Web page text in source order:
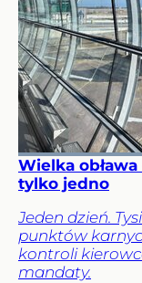
Wielka
tylko jedno
Jeden dzień.
punktów
kontroli
mandaty.